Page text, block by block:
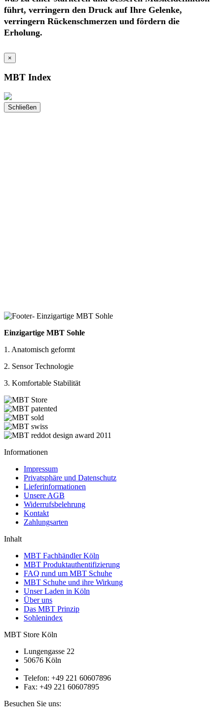
führt, verringern den Druck auf Ihre Gelenke,
verringern Rückenschmerzen und fördern die
Erholung.
×
MBT Index
Schließen
Einzigartige MBT Sohle
1. Anatomisch geformt
2. Sensor Technologie
3. Komfortable Stabilität
Informationen
Impressum
Privatsphäre und Datenschutz
Lieferinformationen
Unsere AGB
Widerrufsbelehrung
Kontakt
Zahlungsarten
Inhalt
MBT Fachhändler Köln
MBT Produktauthentifizierung
FAQ rund um MBT Schuhe
MBT Schuhe und ihre Wirkung
Unser Laden in Köln
Über uns
Das MBT Prinzip
Sohlenindex
MBT Store Köln
Lungengasse 22
50676 Köln
Telefon: +49 221 60607896
Fax: +49 221 60607895
Besuchen Sie uns: